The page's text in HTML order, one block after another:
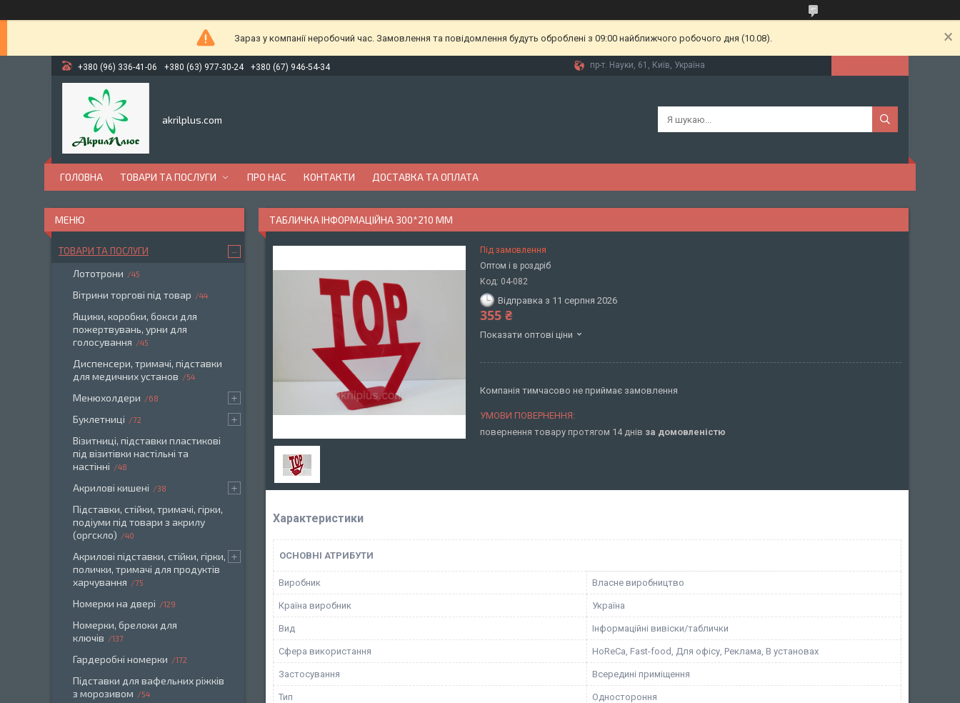
Зараз у компанії неробочий час. Замовлення та повідомлення будуть оброблені з 09:00 найближчого робочого дня (10.08).
+380 (96) 336-41-06 +380 (63) 977-30-24 +380 (67) 946-54-34 пр-т. Науки, 61, Київ, Україна
akrilplus.com
ГОЛОВНА ТОВАРИ ТА ПОСЛУГИ ПРО НАС КОНТАКТИ ДОСТАВКА ТА ОПЛАТА
ТАБЛИЧКА ІНФОРМАЦІЙНА 300*210 ММ
Під замовлення
Оптом і в роздріб
Код: 04-082
Відправка з 11 серпня 2026
355 ₴
Показати оптові ціни
Компанія тимчасово не приймає замовлення
повернення товару протягом 14 днів за домовленістю
Характеристики
ОСНОВНІ АТРИБУТИ
Виробник Власне виробництво
Країна виробник Україна
Вид Інформаційні вивіски/таблички
Сфера використання HoReCa, Fast-food, Для офісу, Реклама, В установах
Застосування Всередині приміщення
Тип Одностороння
ТОВАРИ ТА ПОСЛУГИ
Лототрони 45
Вітрини торгові під товар 44
Ящики, коробки, бокси для
пожертвувань, урни для
голосування
45
Диспенсери, тримачі, підставки
для медичних установ
54
Менюхолдери 68
Буклетниці 72
Візитниці, підставки пластикові
під візитівки настільні та
настінні
48
Акрилові кишені 38
Підставки, стійки, тримачі, гірки,
подіуми під товари з акрилу
(оргскло)
40
Акрилові підставки, стійки, гірки,
полички, тримачі для продуктів
харчування
75
Номерки на двері 129
Номерки, брелоки для
ключів
137
Гардеробні номерки 172
Підставки для вафельних ріжків
з морозивом
54